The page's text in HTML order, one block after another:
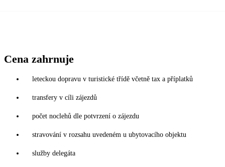
Cena zahrnuje
leteckou dopravu v turistické třídě včetně tax a příplatků
transfery v cíli zájezdů
počet noclehů dle potvrzení o zájezdu
stravování v rozsahu uvedeném u ubytovacího objektu
služby delegáta